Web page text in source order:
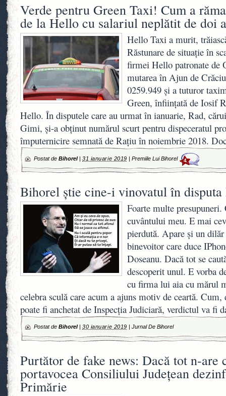
Verde pentru Green Taxi! Cum a
de la Hello cu salariul neplătit de doi
Hello Taxi a murit,
Răstunare de situaţie în
firmei Hello patronate de
mutarea în Ajun de
0259.949 şi a tuturor
Green, înfiinţată de Iosif
Hello. În disputele care au urmat în ianuarie, Rad,
Gimi, şi-a obţinut numărul scurt pentru dispeceratul
împuternicire semnată de Raţiu în noiembrie 2018.
Postat de Bihorel| 31 ianuarie 2019 | Premiile Lui Bihorel 4
Bihorel știe cine-i vinovatul în disputa
Foarte multe
cuvântului meu. E mai
pierdută. Apare și un
binevoitor care duce
Doseanu. Dacă tot se
descoperit unul. E vorba
cu firma lui aia cu mărul
celebra sculă care acum a ajuns motiv de ceartă. Cum,
poate fi anchetat de Inspecția Judiciară, verdictul va fi
Postat de Bihorel| 30 ianuarie 2019 | Jurnal De Bihorel
Purtător de fake news: Dacă tot n-are
portavocea Consiliului Judeţean
Primărie